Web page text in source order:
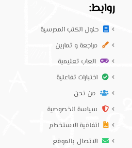
روابط:
حلول الكتب المدرسية
مراجعة و تمارين
العاب تعليمية
اختبارات تفاعلية
من نحن
سياسة الخصوصية
اتفاقية الاستخدام
الاتصال بالموقع